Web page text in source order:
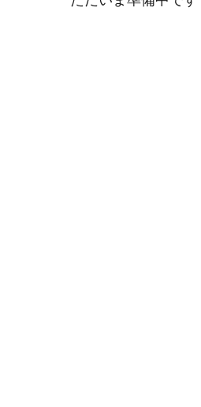
アクアリウム アクアリ